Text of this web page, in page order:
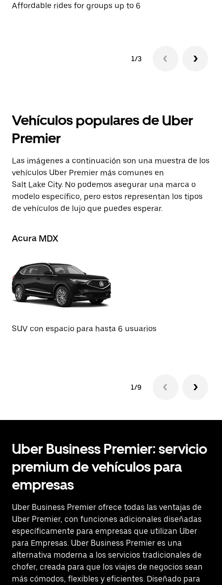
Affordable rides for groups up to 6
1/3
Vehículos populares de Uber
Premier
Las imágenes a continuación son una muestra de los
vehículos Uber Premier más comunes en
Salt Lake City. No podemos asegurar una marca o
modelo específico, pero estos representan los tipos
de vehículos de lujo que puedes esperar.
Acura MDX
SUV con espacio para hasta 6 usuarios
1/9
Uber Business Premier: servicio
premium de vehículos para
empresas
Uber Business Premier ofrece todas las ventajas de
Uber Premier, con funciones adicionales diseñadas
específicamente para empresas que utilizan Uber
para Empresas. Uber Business Premier es una
alternativa moderna a los servicios tradicionales de
chofer, creada para que los viajes de negocios sean
más cómodos, flexibles y eficientes. Diseñado para